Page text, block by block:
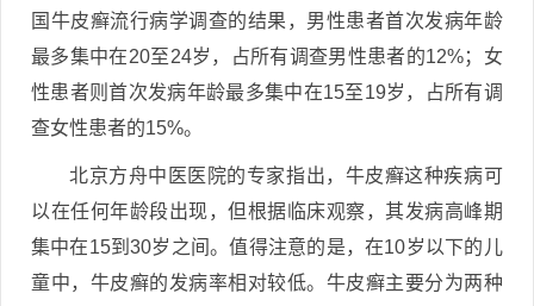
国牛皮癣流行病学调查的结果，男性患者首次发病年龄
最多集中在20至24岁，占所有调查男性患者的12%；女
性患者则首次发病年龄最多集中在15至19岁，占所有调
查女性患者的15%。
北京方舟中医医院的专家指出，牛皮癣这种疾病可
以在任何年龄段出现，但根据临床观察，其发病高峰期
集中在15到30岁之间。值得注意的是，在10岁以下的儿
童中，牛皮癣的发病率相对较低。牛皮癣主要分为两种